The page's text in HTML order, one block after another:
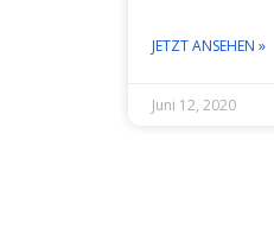
JETZT ANSEHEN »
Juni 12, 2020